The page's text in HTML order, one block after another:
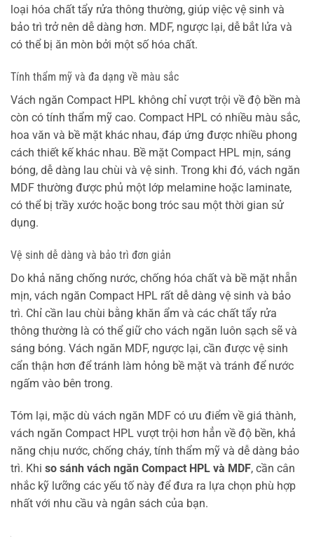
loại hóa chất tẩy rửa thông thường, giúp việc vệ sinh và
bảo trì trở nên dễ dàng hơn. MDF, ngược lại, dễ bắt lửa và
có thể bị ăn mòn bởi một số hóa chất.
Tính thẩm mỹ và đa dạng về màu sắc
Vách ngăn Compact HPL không chỉ vượt trội về độ bền mà
còn có tính thẩm mỹ cao. Compact HPL có nhiều màu sắc,
hoa văn và bề mặt khác nhau, đáp ứng được nhiều phong
cách thiết kế khác nhau. Bề mặt Compact HPL mịn, sáng
bóng, dễ dàng lau chùi và vệ sinh. Trong khi đó, vách ngăn
MDF thường được phủ một lớp melamine hoặc laminate,
có thể bị trầy xước hoặc bong tróc sau một thời gian sử
dụng.
Vệ sinh dễ dàng và bảo trì đơn giản
Do khả năng chống nước, chống hóa chất và bề mặt nhẵn
mịn, vách ngăn Compact HPL rất dễ dàng vệ sinh và bảo
trì. Chỉ cần lau chùi bằng khăn ẩm và các chất tẩy rửa
thông thường là có thể giữ cho vách ngăn luôn sạch sẽ và
sáng bóng. Vách ngăn MDF, ngược lại, cần được vệ sinh
cẩn thận hơn để tránh làm hỏng bề mặt và tránh để nước
ngấm vào bên trong.
Tóm lại, mặc dù vách ngăn MDF có ưu điểm về giá thành,
vách ngăn Compact HPL vượt trội hơn hẳn về độ bền, khả
năng chịu nước, chống cháy, tính thẩm mỹ và dễ dàng bảo
trì. Khi so sánh vách ngăn Compact HPL và MDF, cần cân
nhắc kỹ lưỡng các yếu tố này để đưa ra lựa chọn phù hợp
nhất với nhu cầu và ngân sách của bạn.